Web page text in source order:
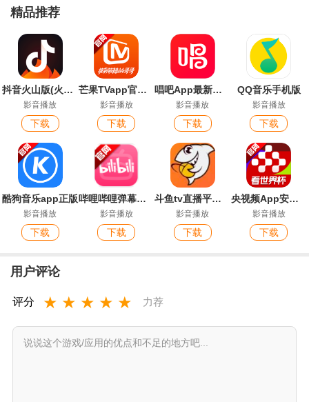
精品推荐
抖音火山版(火山小视频)最新版
影音播放
下载
芒果TVapp官方最新版本
影音播放
下载
唱吧App最新版本
影音播放
下载
QQ音乐手机版
影音播放
下载
酷狗音乐app正版
影音播放
下载
哔哩哔哩弹幕网手机版官方版
影音播放
下载
斗鱼tv直播平台最新版
影音播放
下载
央视频App安卓版
影音播放
下载
用户评论
评分 ★ ★ ★ ★ ★ 力荐